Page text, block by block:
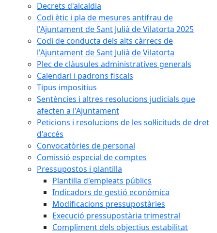
Decrets d'alcaldia
Codi ètic i pla de mesures antifrau de
l'Ajuntament de Sant Julià de Vilatorta 2025
Codi de conducta dels alts càrrecs de
l'Ajuntament de Sant Julià de Vilatorta
Plec de clàusules administratives generals
Calendari i padrons fiscals
Tipus impositius
Sentències i altres resolucions judicials que
afecten a l'Ajuntament
Peticions i resolucions de les sol·licituds de dret
d'accés
Convocatòries de personal
Comissió especial de comptes
Pressupostos i plantilla
Plantilla d'empleats públics
Indicadors de gestió econòmica
Modificacions pressupostàries
Execució pressupostària trimestral
Compliment dels objectius estabilitat